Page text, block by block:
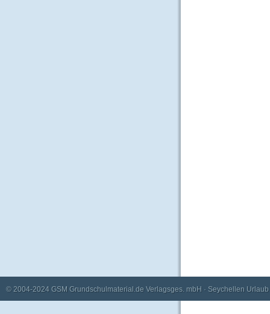
© 2004-2024 GSM Grundschulmaterial.de Verlagsges. mbH · Seychellen Urlaub